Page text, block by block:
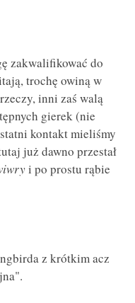
zakwalifikować do
trochę owiną w
inni zaś walą
gierek (nie
kontakt mieliśmy
już dawno przestał
i po prostu rąbie
z krótkim acz